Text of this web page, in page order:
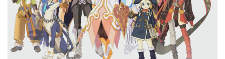
Enterprise Digital Transformation
特集